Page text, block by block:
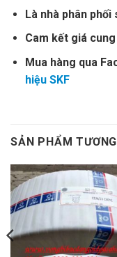
Là nhà phân
Cam kết giá
Mua hàng qua
hiệu SKF
SẢN PHẨM